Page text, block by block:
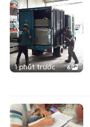
1 phút trước 6